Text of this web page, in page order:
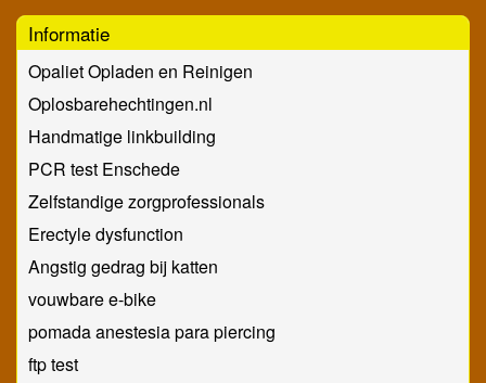
Informatie
Opaliet Opladen en Reinigen
Oplosbarehechtingen.nl
Handmatige linkbuilding
PCR test Enschede
Zelfstandige zorgprofessionals
Erectyle dysfunction
Angstig gedrag bij katten
vouwbare e-bike
pomada anestesia para piercing
ftp test